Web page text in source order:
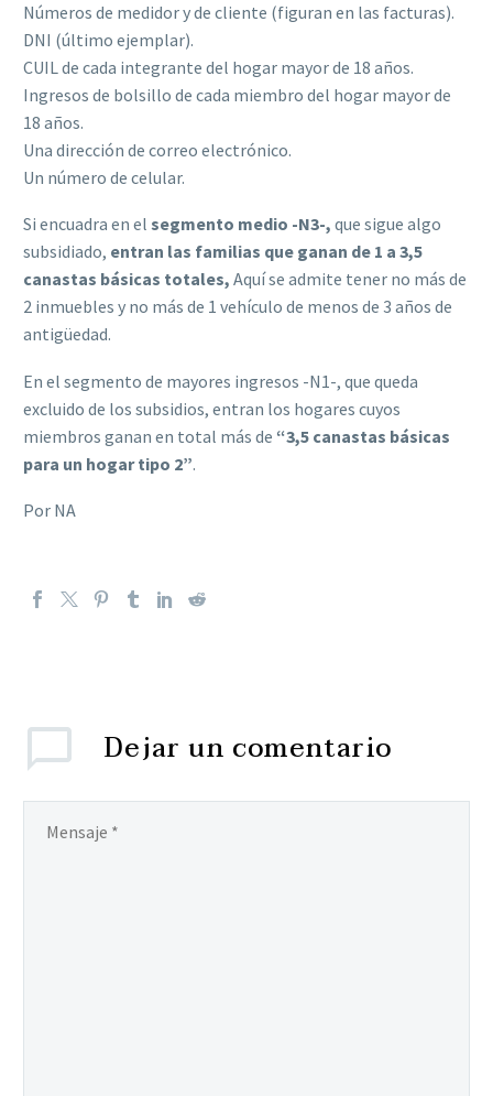
Números de medidor y de cliente (figuran en las facturas).
DNI (último ejemplar).
CUIL de cada integrante del hogar mayor de 18 años.
Ingresos de bolsillo de cada miembro del hogar mayor de
18 años.
Una dirección de correo electrónico.
Un número de celular.
Si encuadra en el segmento medio -N3-, que sigue algo
subsidiado, entran las familias que ganan de 1 a 3,5
canastas básicas totales, Aquí se admite tener no más de
2 inmuebles y no más de 1 vehículo de menos de 3 años de
antigüedad.
En el segmento de mayores ingresos -N1-, que queda
excluido de los subsidios, entran los hogares cuyos
miembros ganan en total más de “3,5 canastas básicas
para un hogar tipo 2”.
Por NA
Dejarun comentario